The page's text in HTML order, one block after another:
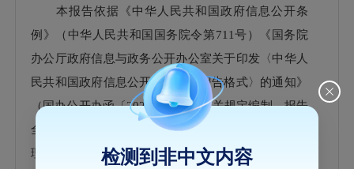
本报告依据《中华人民共和国政府信息公开条
例》（中华人民共和国国务院令第711号）《国务院
办公厅政府信息与政务公开办公室关于印发 〈中华人
民共和国政府信息公开工作年度报告格式〉 的通知》
（国办公开办函〔2021〕30号）有关规定编制。报告
全文由
“总体情况”“主动公开政府信息情况”“收到和处
理政府信息公开申请情况”“政府信息公开行政复议、
检测到非中文内容